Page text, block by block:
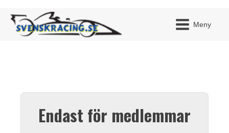
Meny
Endast för medlemmar